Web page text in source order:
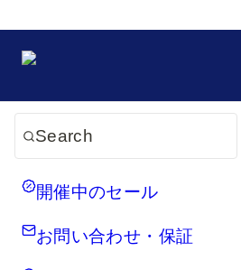
Search
開催中のセール
お問い合わせ・保証